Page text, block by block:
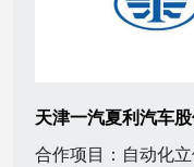
天津一汽夏利汽车
合作项目：自动化